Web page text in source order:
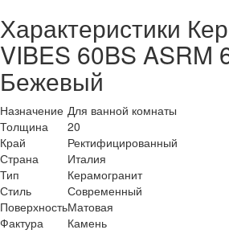
Характеристики
VIBES 60BS ASRM
Бежевый
Назначение Для ванной комнаты
Толщина
20
Край
Ректифицированный
Страна
Италия
Тип
Керамогранит
Стиль
Современный
ПоверхностьМатовая
Фактура
Камень